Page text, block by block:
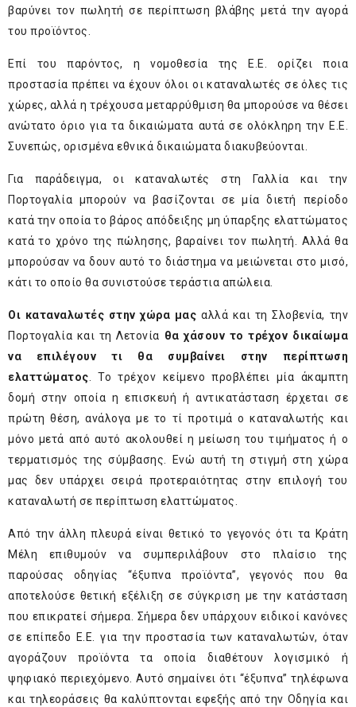
βαρύνει τον πωλητή σε περίπτωση βλάβης μετά την αγορά
του προϊόντος.
Επί του παρόντος, η νομοθεσία της Ε.Ε. ορίζει ποια
προστασία πρέπει να έχουν όλοι οι καταναλωτές σε όλες τις
χώρες, αλλά η τρέχουσα μεταρρύθμιση θα μπορούσε να θέσει
ανώτατο όριο για τα δικαιώματα αυτά σε ολόκληρη την Ε.Ε.
Συνεπώς, ορισμένα εθνικά δικαιώματα διακυβεύονται.
Για παράδειγμα, οι καταναλωτές στη Γαλλία και την
Πορτογαλία μπορούν να βασίζονται σε μία διετή περίοδο
κατά την οποία το βάρος απόδειξης μη ύπαρξης ελαττώματος
κατά το χρόνο της πώλησης, βαραίνει τον πωλητή. Αλλά θα
μπορούσαν να δουν αυτό το διάστημα να μειώνεται στο μισό,
κάτι το οποίο θα συνιστούσε τεράστια απώλεια.
Οι καταναλωτές στην χώρα μαςαλλά και τη Σλοβενία, την
Πορτογαλία και τη Λετονία θα χάσουν το τρέχον δικαίωμα
να επιλέγουν τι θα συμβαίνει στην περίπτωση
ελαττώματος. Το τρέχον κείμενο προβλέπει μία άκαμπτη
δομή στην οποία η επισκευή ή αντικατάσταση έρχεται σε
πρώτη θέση, ανάλογα με το τί προτιμά ο καταναλωτής και
μόνο μετά από αυτό ακολουθεί η μείωση του τιμήματος ή ο
τερματισμός της σύμβασης. Ενώ αυτή τη στιγμή στη χώρα
μας δεν υπάρχει σειρά προτεραιότητας στην επιλογή του
καταναλωτή σε περίπτωση ελαττώματος.
Από την άλλη πλευρά είναι θετικό το γεγονός ότι τα Κράτη
Μέλη επιθυμούν να συμπεριλάβουν στο πλαίσιο της
παρούσας οδηγίας “έξυπνα προϊόντα”, γεγονός που θα
αποτελούσε θετική εξέλιξη σε σύγκριση με την κατάσταση
που επικρατεί σήμερα. Σήμερα δεν υπάρχουν ειδικοί κανόνες
σε επίπεδο Ε.Ε. για την προστασία των καταναλωτών, όταν
αγοράζουν προϊόντα τα οποία διαθέτουν λογισμικό ή
ψηφιακό περιεχόμενο. Αυτό σημαίνει ότι “έξυπνα” τηλέφωνα
και τηλεοράσεις θα καλύπτονται εφεξής από την Οδηγία και